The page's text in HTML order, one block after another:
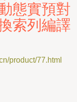
態實預對
索列編譯
product/77.html